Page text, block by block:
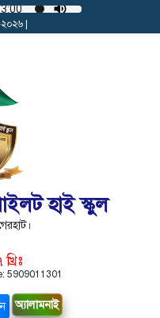
২০২৬ |
হাই স্কুল
5909011301
অ্যালামনাই